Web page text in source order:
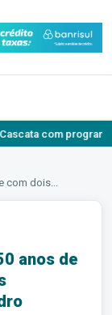
com dois...
anos de